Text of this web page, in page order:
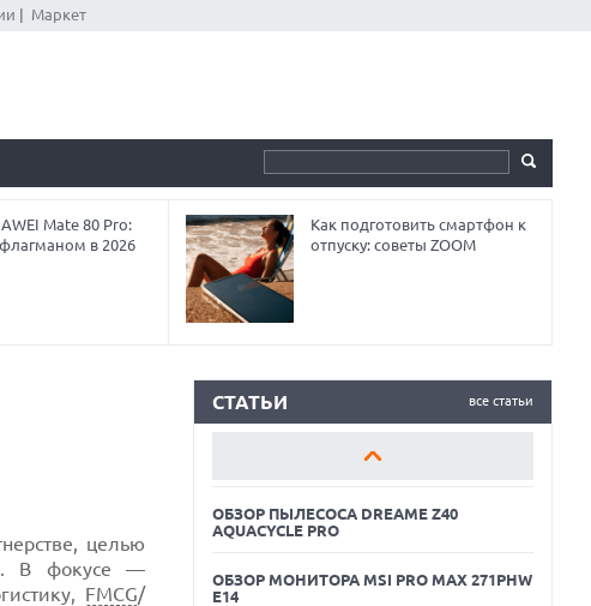
Маркет
Mate 80 Pro:
флагманом в 2026
Как подготовить смартфон к
отпуску: советы ZOOM
целью
В фокусе —
FMCG/
все статьи
СТАТЬИ
ОБЗОР ПЫЛЕСОСА DREAME Z40
ОБЗОР МОНИТОРА MSI PRO MAX 271PHW
E14
КАК ПОДГОТОВИТЬ СМАРТФОН К
ОБЗОР ПЫЛЕСОСА DREAME Z40
AQUACYCLE PRO
ОБЗОР МОНИТОРА MSI PRO MAX 271PHW
E14